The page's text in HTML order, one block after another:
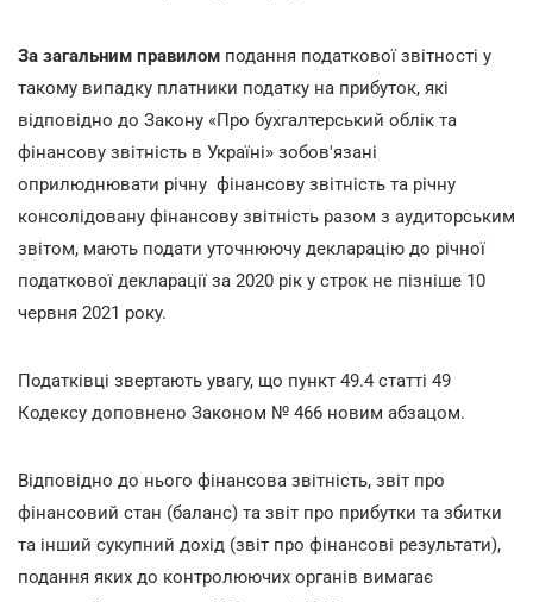
За загальним правилом подання податкової звітності у
такому випадку платники податку на прибуток, які
відповідно до Закону «Про бухгалтерський облік та
фінансову звітність в Україні» зобов'язані
оприлюднювати річну фінансову звітність та річну
консолідовану фінансову звітність разом з аудиторським
звітом, мають подати уточнюючу декларацію до річної
податкової декларації за 2020 рік у строк не пізніше 10
червня 2021 року.
Податківці звертають увагу, що пункт 49.4 статті 49
Кодексу доповнено Законом № 466 новим абзацом.
Відповідно до нього фінансова звітність, звіт про
фінансовий стан (баланс) та звіт про прибутки та збитки
та інший сукупний дохід (звіт про фінансові результати),
подання яких до контролюючих органів вимагає